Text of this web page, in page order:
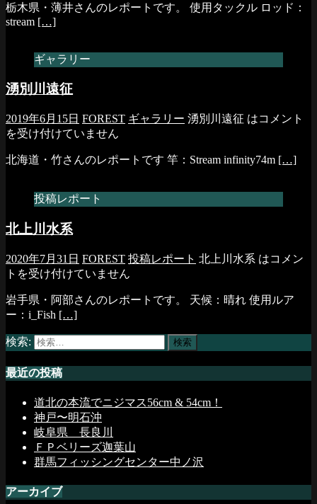
栃木県・薄井さんのレポートです。 使用タックル ロッド：
stream […]
ギャラリー
湧別川遠征
2019年6月15日 FOREST ギャラリー 湧別川遠征 はコメント
を受け付けていません
北海道・竹さんのレポートです 竿：Stream infinity74m […]
投稿レポート
北上川水系
2020年7月31日 FOREST 投稿レポート 北上川水系 はコメン
トを受け付けていません
岩手県・阿部さんのレポートです。 天候：晴れ 使用ルア
ー：i_Fish […]
検索:
最近の投稿
道北の本流でニジマス56cm & 54cm！
神戸〜明石沖
岐阜県 長良川
ＦＰベリーズ迦葉山
群馬フィッシングセンター中ノ沢
アーカイブ